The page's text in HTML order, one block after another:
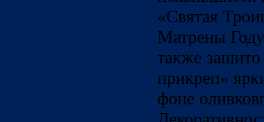
«Святая
Матрены
также
прикреп»
фоне